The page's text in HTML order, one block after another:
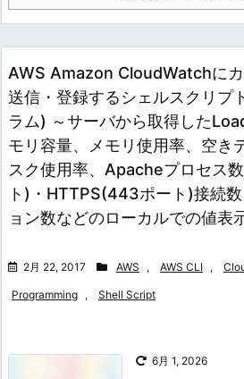
AWS Amazon CloudWatchに
送信・登録するシェルスクリプ
ラム) ～サーバから取得した
モリ容量、メモリ使用率、空き
スク使用率、Apacheプロセス
ト)・HTTPS(443ポート)接続
ョン数などのローカルでの値表
2月 22, 2017 AWS , AWS CLI ,
Programming , Shell Script
6月 1, 2026